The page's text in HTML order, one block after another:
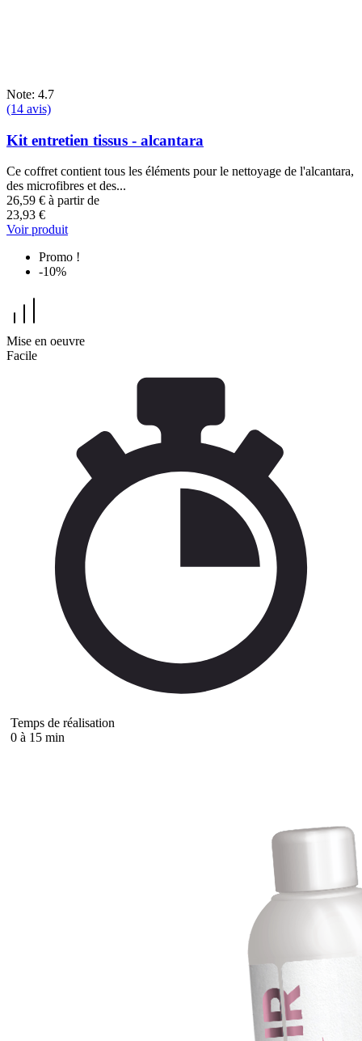
Note: 4.7
(14 avis)
Kit entretien tissus - alcantara
Ce coffret contient tous les éléments pour le nettoyage de l'alcantara,
des microfibres et des...
26,59 € à partir de
23,93 €
Voir produit
Promo !
-10%
Mise en oeuvre
Facile
Temps de réalisation
0 à 15 min